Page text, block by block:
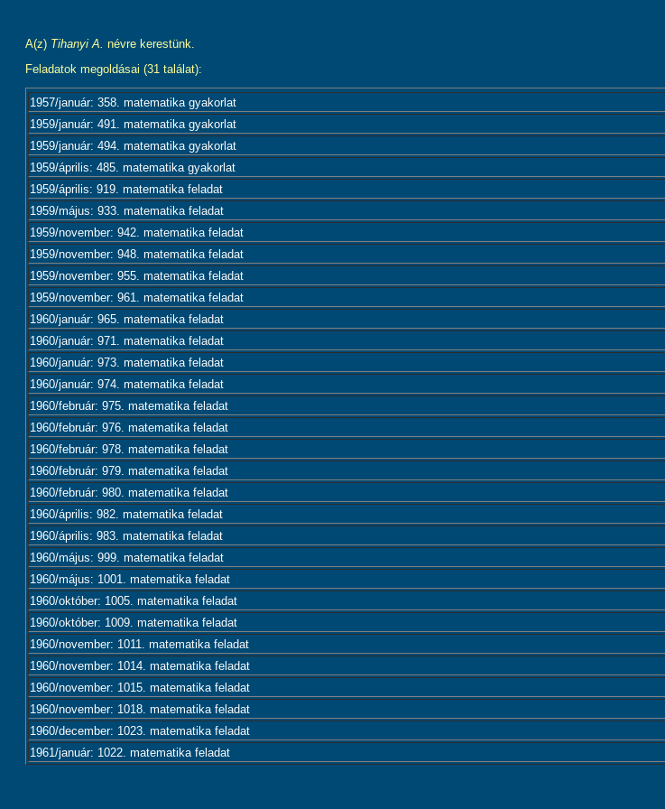
A(z) Tihanyi A. névre kerestünk.
Feladatok megoldásai (31 találat):
1957/január: 358. matematika gyakorlat
1959/január: 491. matematika gyakorlat
1959/január: 494. matematika gyakorlat
1959/április: 485. matematika gyakorlat
1959/április: 919. matematika feladat
1959/május: 933. matematika feladat
1959/november: 942. matematika feladat
1959/november: 948. matematika feladat
1959/november: 955. matematika feladat
1959/november: 961. matematika feladat
1960/január: 965. matematika feladat
1960/január: 971. matematika feladat
1960/január: 973. matematika feladat
1960/január: 974. matematika feladat
1960/február: 975. matematika feladat
1960/február: 976. matematika feladat
1960/február: 978. matematika feladat
1960/február: 979. matematika feladat
1960/február: 980. matematika feladat
1960/április: 982. matematika feladat
1960/április: 983. matematika feladat
1960/május: 999. matematika feladat
1960/május: 1001. matematika feladat
1960/október: 1005. matematika feladat
1960/október: 1009. matematika feladat
1960/november: 1011. matematika feladat
1960/november: 1014. matematika feladat
1960/november: 1015. matematika feladat
1960/november: 1018. matematika feladat
1960/december: 1023. matematika feladat
1961/január: 1022. matematika feladat